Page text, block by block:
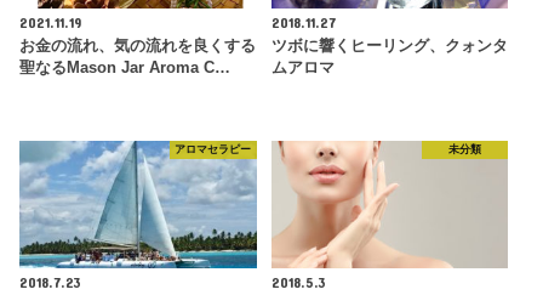
2021.11.19
お金の流れ、気の流れを良くする
聖なるMason Jar Aroma C…
2018.11.27
ツボに響くヒーリング、クォンタ
ムアロマ
アロマセラピー
2018.7.23
未分類
2018.5.3